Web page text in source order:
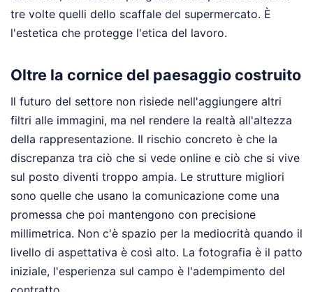
tre volte quelli dello scaffale del supermercato. È
l'estetica che protegge l'etica del lavoro.
Oltre la cornice del paesaggio costruito
Il futuro del settore non risiede nell'aggiungere altri
filtri alle immagini, ma nel rendere la realtà all'altezza
della rappresentazione. Il rischio concreto è che la
discrepanza tra ciò che si vede online e ciò che si vive
sul posto diventi troppo ampia. Le strutture migliori
sono quelle che usano la comunicazione come una
promessa che poi mantengono con precisione
millimetrica. Non c'è spazio per la mediocrità quando il
livello di aspettativa è così alto. La fotografia è il patto
iniziale, l'esperienza sul campo è l'adempimento del